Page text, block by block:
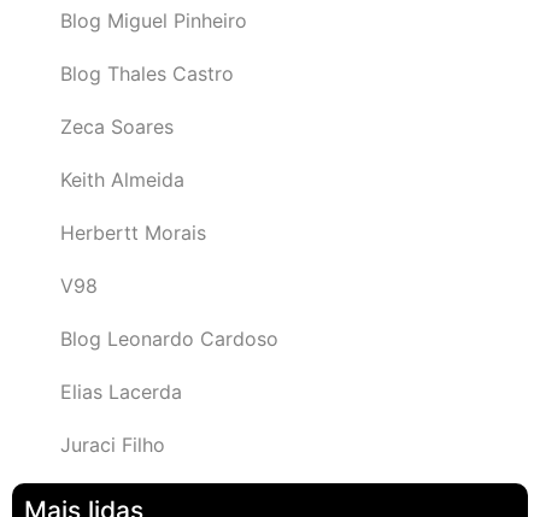
Blog Miguel Pinheiro
Blog Thales Castro
Zeca Soares
Keith Almeida
Herbertt Morais
V98
Blog Leonardo Cardoso
Elias Lacerda
Juraci Filho
Mais lidas